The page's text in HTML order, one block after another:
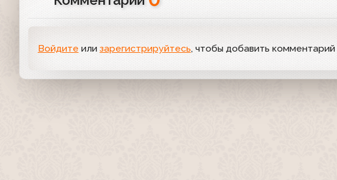
Войдите или зарегистрируйтесь, чтобы добавить комментарий